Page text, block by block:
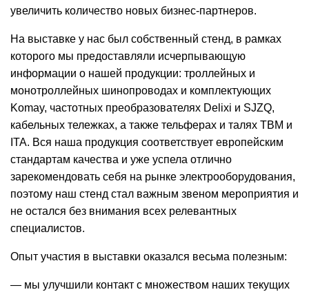
увеличить количество новых бизнес-партнеров.
На выставке у нас был собственный стенд, в рамках
которого мы предоставляли исчерпывающую
информации о нашей продукции: троллейных и
монотроллейных шинопроводах и комплектующих
Komay, частотных преобразователях Delixi и SJZQ,
кабельных тележках, а также тельферах и талях TBM и
ITA. Вся наша продукция соответствует европейским
стандартам качества и уже успела отлично
зарекомендовать себя на рынке электрооборудования,
поэтому наш стенд стал важным звеном мероприятия и
не остался без внимания всех релевантных
специалистов.
Опыт участия в выставки оказался весьма полезным:
— мы улучшили контакт с множеством наших текущих